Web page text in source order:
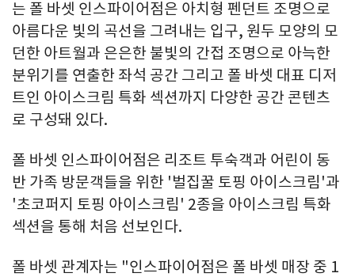
는 폴 바셋 인스파이어점은 아치형 펜던트 조명으로
아름다운 빛의 곡선을 그려내는 입구, 원두 모양의 모
던한 아트월과 은은한 불빛의 간접 조명으로 아늑한
분위기를 연출한 좌석 공간 그리고 폴 바셋 대표 디저
트인 아이스크림 특화 섹션까지 다양한 공간 콘텐츠
로 구성돼 있다.
폴 바셋 인스파이어점은 리조트 투숙객과 어린이 동
반 가족 방문객들을 위한 '벌집꿀 토핑 아이스크림'과
'초코퍼지 토핑 아이스크림' 2종을 아이스크림 특화
섹션을 통해 처음 선보인다.
폴 바셋 관계자는 "인스파이어점은 폴 바셋 매장 중 1